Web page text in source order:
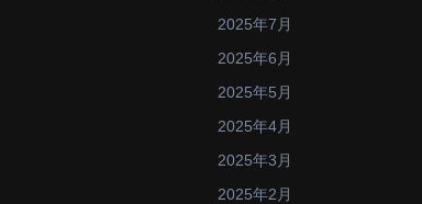
2025年7月
2025年6月
2025年5月
2025年4月
2025年3月
2025年2月